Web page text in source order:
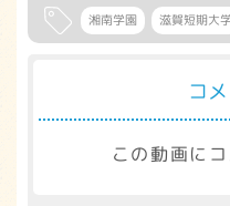
湘南学園 滋賀短期大
コ
この動画に